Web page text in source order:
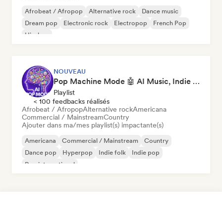
Afrobeat / Afropop Alternative rock
Dance music
Dream pop
Electronic rock Electropop
French Pop
Hip-hop
NOUVEAU
Pop Machine Mode 🤖 AI Music, Indie Pop & Dream Pop
Playlist
< 100 feedbacks réalisés
Afrobeat / AfropopAlternative rockAmericana
Commercial / MainstreamCountry
Ajouter dans ma/mes playlist(s) impactante(s)
Americana Commercial / Mainstream
Country
Dance pop
Hyperpop Indie folk
Indie pop
Pop international